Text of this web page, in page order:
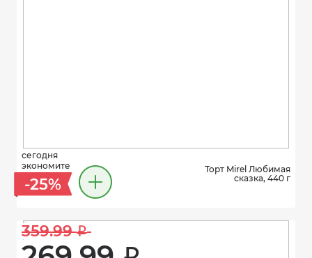
сегодня
экономите
-25%
Торт Mirel Любимая
сказка, 440 г
359.99 i